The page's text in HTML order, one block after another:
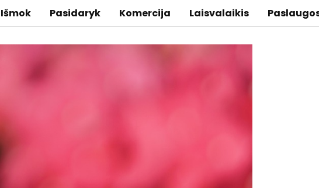
Išmok Pasidaryk Komercija Laisvalaikis